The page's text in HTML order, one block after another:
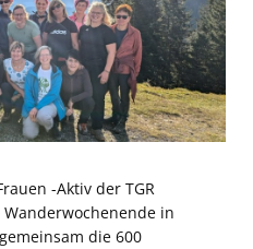
-Aktiv der TGR
in
die 600